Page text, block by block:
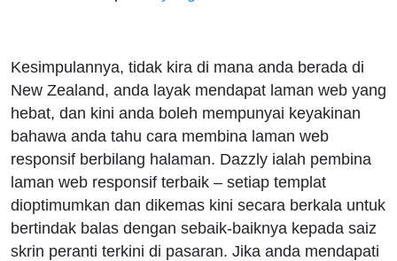
Kesimpulannya, tidak kira di mana anda berada di
New Zealand, anda layak mendapat laman web yang
hebat, dan kini anda boleh mempunyai keyakinan
bahawa anda tahu cara membina laman web
responsif berbilang halaman. Dazzly ialah pembina
laman web responsif terbaik – setiap templat
dioptimumkan dan dikemas kini secara berkala untuk
bertindak balas dengan sebaik-baiknya kepada saiz
skrin peranti terkini di pasaran. Jika anda mendapati